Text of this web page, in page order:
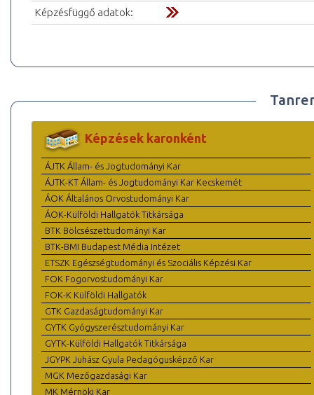
Képzésfüggő adatok:
Képzések karonként
ÁJTK Állam- és Jogtudományi Kar
ÁJTK-KT Állam- és Jogtudományi Kar Kecskemét
ÁOK Általános Orvostudományi Kar
ÁOK-Külföldi Hallgatók Titkársága
BTK Bölcsészettudományi Kar
BTK-BMI Budapest Média Intézet
ETSZK Egészségtudományi és Szociális Képzési Kar
FOK Fogorvostudományi Kar
FOK-K Külföldi Hallgatók
GTK Gazdaságtudományi Kar
GYTK Gyógyszerésztudományi Kar
GYTK-Külföldi Hallgatók Titkársága
JGYPK Juhász Gyula Pedagógusképző Kar
MGK Mezőgazdasági Kar
MK Mérnöki Kar